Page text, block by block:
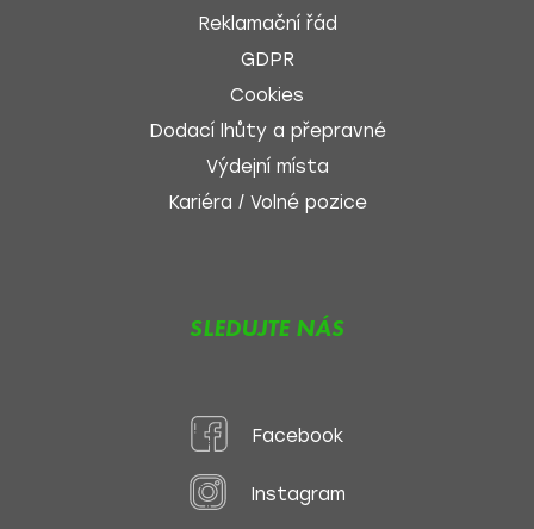
Reklamační řád
GDPR
Cookies
Dodací lhůty a přepravné
Výdejní místa
Kariéra / Volné pozice
SLEDUJTE NÁS
Facebook
Instagram